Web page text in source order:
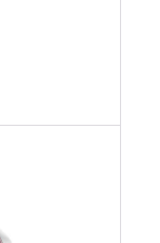
5 Sternen